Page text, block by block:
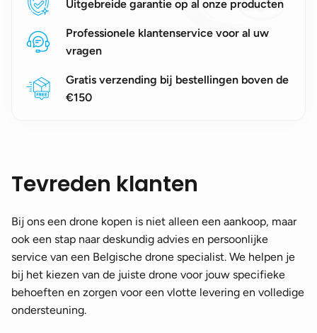
Uitgebreide garantie op al onze producten
Professionele klantenservice voor al uw
vragen
Gratis verzending bij bestellingen boven de
€150
Tevreden klanten
Bij ons een drone kopen is niet alleen een aankoop, maar
ook een stap naar deskundig advies en persoonlijke
service van een Belgische drone specialist. We helpen je
bij het kiezen van de juiste drone voor jouw specifieke
behoeften en zorgen voor een vlotte levering en volledige
ondersteuning.